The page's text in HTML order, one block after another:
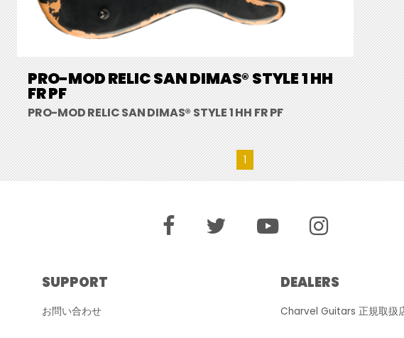
PRO-MOD RELIC SAN DIMAS® STYLE 1 HH
FR PF
PRO-MOD RELIC SAN DIMAS® STYLE 1 HH FR PF
1
SUPPORT
お問い合わせ
DEALERS
Charvel Guitars 正規取扱